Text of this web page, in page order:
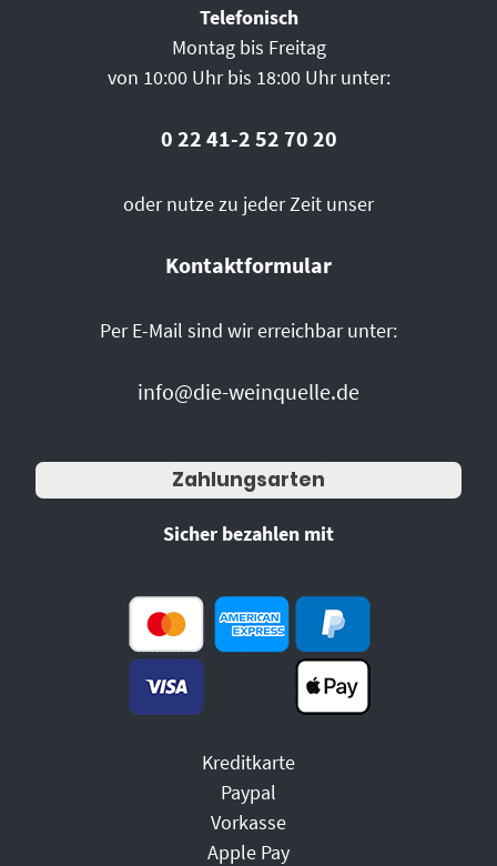
Telefonisch
Montag bis Freitag
von 10:00 Uhr bis 18:00 Uhr unter:
0 22 41-2 52 70 20
oder nutze zu jeder Zeit unser
Kontaktformular
Per E-Mail sind wir erreichbar unter:
info@die-weinquelle.de
Zahlungsarten
Sicher bezahlen mit
Kreditkarte
Paypal
Vorkasse
Apple Pay